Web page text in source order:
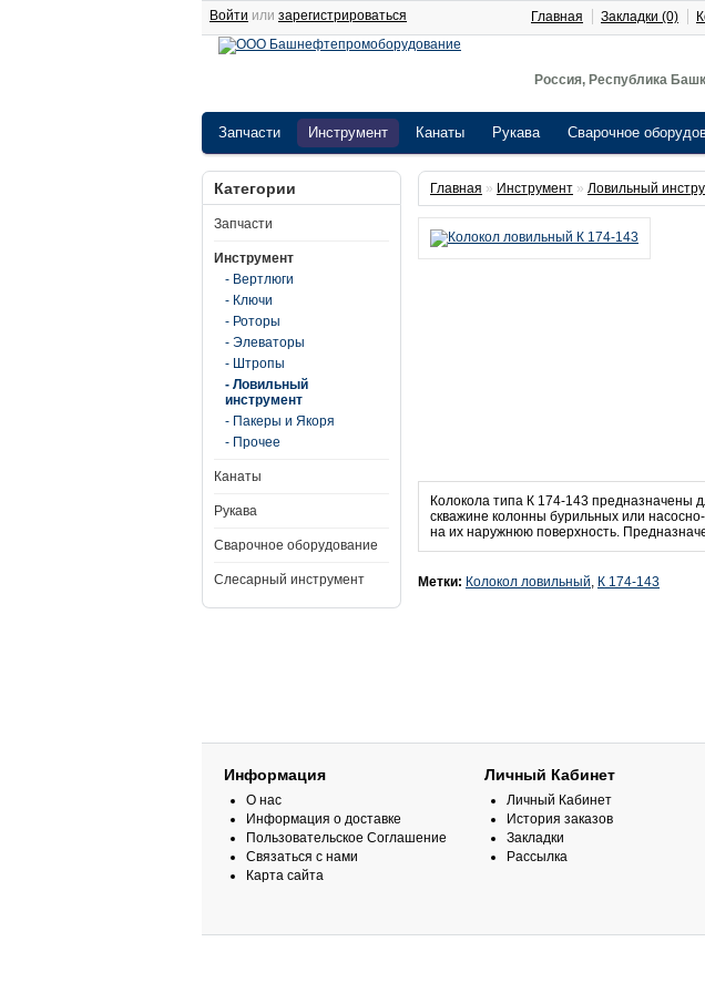
Россия, Республика
Войти или зарегистрироваться Главная Закладки (0)
Запчасти Инструмент Канаты Рукава Сварочное
Категории
Запчасти
Инструмент
- Вертлюги
- Ключи
- Роторы
- Элеваторы
- Штропы
- Ловильный
инструмент
- Пакеры и Якоря
- Прочее
Канаты
Рукава
Сварочное оборудование
Слесарный инструмент
Главная » Инструмент » Ловильный
Колокола типа К 174-143 предназначены
скважине колонны бурильных или
на их наружнюю поверхность.
Метки: Колокол ловильный, К 174-143
Информация
О нас
Информация о доставке
Пользовательское Соглашение
Связаться с нами
Карта сайта
Личный Кабинет
Личный Кабинет
История заказов
Закладки
Рассылка